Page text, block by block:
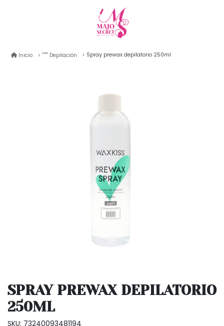
Inicio Depilación Spray prewax depilatorio 250ml
SPRAY PREWAX DEPILATORIO
250ML
SKU: 73240093481194